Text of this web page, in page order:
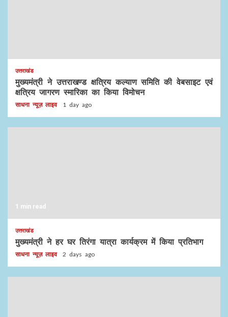
उत्तराखंड
मुख्यमंत्री ने उत्तराखण्ड क्षत्रिय कल्याण समिति की वेबसाइट एवं
क्षत्रिय जागरण स्मारिका का किया विमोचन
साधना न्यूज़ लाइव 1 day ago
1 min read
उत्तराखंड
मुख्यमंत्री ने हर घर तिरंगा यात्रा कार्यक्रम में किया प्रतिभाग
साधना न्यूज़ लाइव 2 days ago